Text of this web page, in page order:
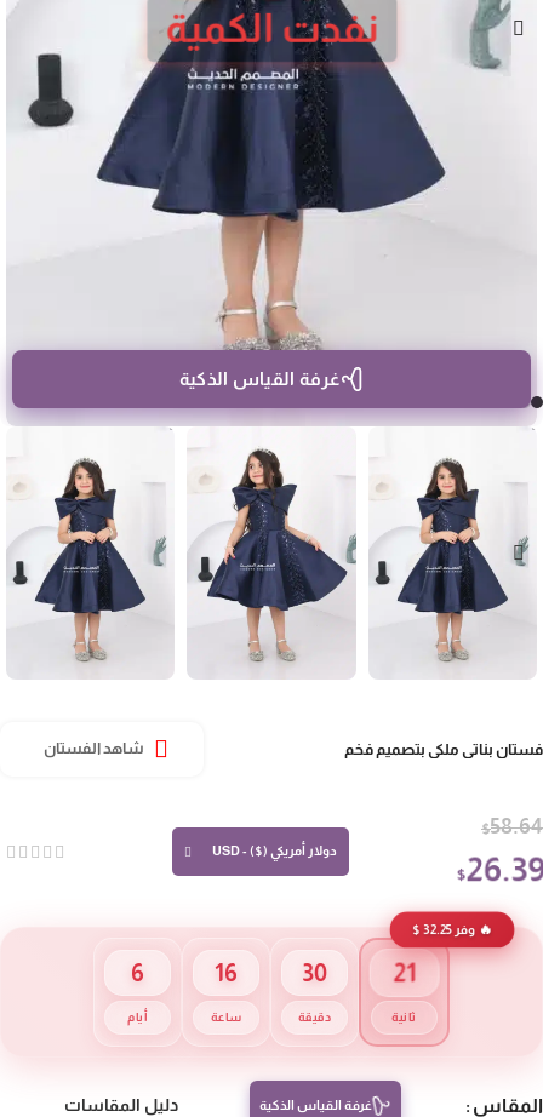
نفدت الكمية
غرفة القياس الذكية
بناتي ملكي بتصميم فخم شاهد الفستان
$
$
دولار أمريكي ($) - USD
🔥 وفر 32.25 $
أيام
16
ساعة
30
دقيقة
20
ثانية
غرفة القياس الذكية دليل المقاسات